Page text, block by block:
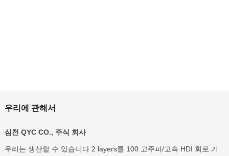
우리에 관해서
심천 QYC CO., 주식 회사
우리는 생산할 수 있습니다 2 layers를 100 고주파/고속 HDI 회로 기